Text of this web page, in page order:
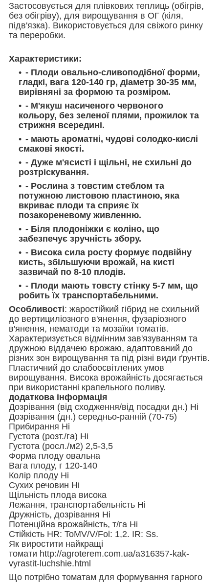
Застосовується для плівкових теплиць (обігрів,
без обігріву), для вирощування в ОГ (кіля,
підв'язка). Використовується для свіжого ринку
та переробки.
Характеристики:
- Плоди овально-сливоподібної форми,
гладкі, вага 120-140 гр, діаметр 30-35 мм,
вирівняні за формою та розміром.
- М'якуш насиченого червоного
кольору, без зеленої плями, прожилок та
стрижня всередині.
- мають ароматні, чудові солодко-кислі
смакові якості.
- Дуже м'ясисті і щільні, не схильні до
розтріскування.
- Рослина з товстим стеблом та
потужною листовою пластиною, яка
вкриває плоди та сприяє їх
позакореневому живленню.
- Біля плодоніжки є коліно, що
забезпечує зручність збору.
- Висока сила росту формує подвійну
кисть, збільшуючи врожай, на кисті
зазвичай по 8-10 плодів.
- Плоди мають товсту стінку 5-7 мм, що
робить їх транспортабельними.
Особливості: жаростійкий гібрид не схильний
до вертициліозного в'янення, фузаріозного
в'янення, нематоди та мозаїки томатів.
Характеризується відмінним зав'язуванням та
дружною віддачею врожаю, адаптований до
різних зон вирощування та під різні види ґрунтів.
Пластичний до слабоосвітлених умов
вирощування. Висока врожайність досягається
при використанні крапельного поливу.
додаткова інформація
Дозрівання (від сходження/від посадки дн.) Ні
Дозрівання (дн.) середньо-ранній (70-75)
Прибирання Ні
Густота (розт./га) Ні
Густота (росл./м2) 2,5-3,5
Форма плоду овальна
Вага плоду, г 120-140
Колір плоду Ні
Сухих речовин Ні
Щільність плода висока
Лежання, транспортабельність Ні
Дружність, дозрівання Ні
Потенційна врожайність, т/га Ні
Стійкість HR: ToMV/V/Fol: 1,2. IR: Ss.
Як виростити найкращі
томати http://agroterem.com.ua/a316357-kak-
vyrastit-luchshie.html
Що потрібно томатам для формування гарного